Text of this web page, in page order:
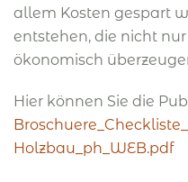
allem Kosten gespart
entstehen, die nicht
ökonomisch
Hier können Sie die
Holzbau_ph_WEB.pdf